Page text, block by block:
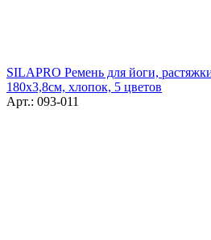
SILAPRO Ремень для йоги,
180x3,8см, хлопок, 5 цветов
Арт.: 093-011